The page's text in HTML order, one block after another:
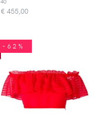
€ 455,00
-62%